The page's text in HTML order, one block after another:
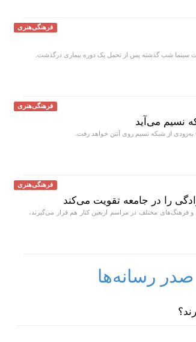
فرهنگی‌هنری
سینما شب گذشته پس از تحمل یک دوره بیماری درگذشت.
فرهنگی‌هنری
نسیم می‌آید
به‌زودی از شبکه نسیم روی آنتن خواهد رفت.
فرهنگی‌هنری
را در جامعه تقویت می‌کند
فرهنگ‌های مختلف در مراسم اربعین کنار هم قرار می‌گیرند،
رسانه‌ها